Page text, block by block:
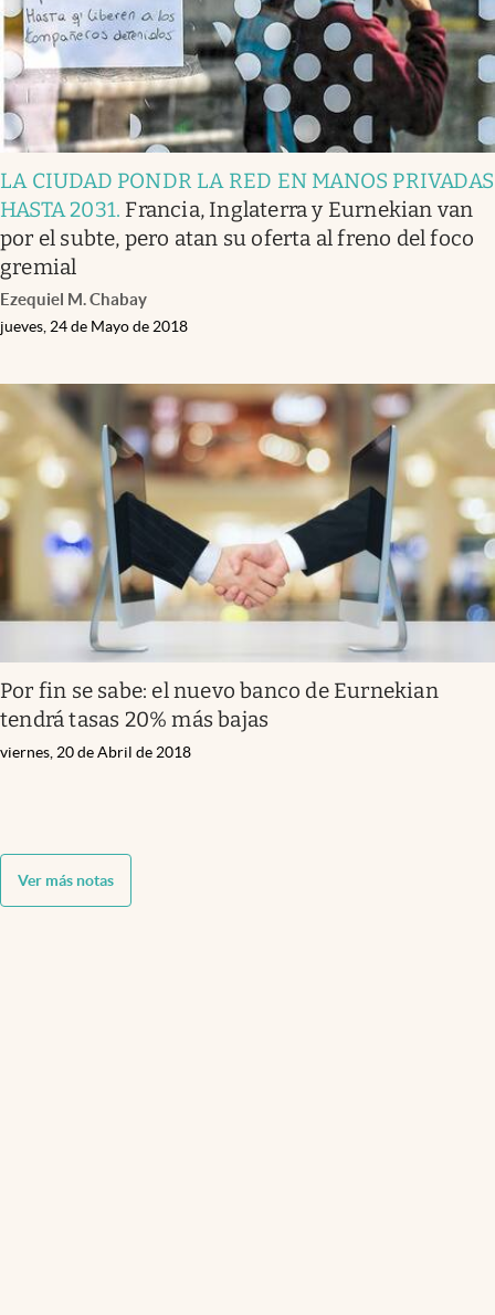
LA CIUDAD PONDR LA RED EN MANOS PRIVADAS
HASTA 2031. Francia, Inglaterra y Eurnekian van
por el subte, pero atan su oferta al freno del foco
gremial
Ezequiel M. Chabay
jueves, 24 de Mayo de 2018
Por fin se sabe: el nuevo banco de Eurnekian
tendrá tasas 20% más bajas
viernes, 20 de Abril de 2018
Ver más notas